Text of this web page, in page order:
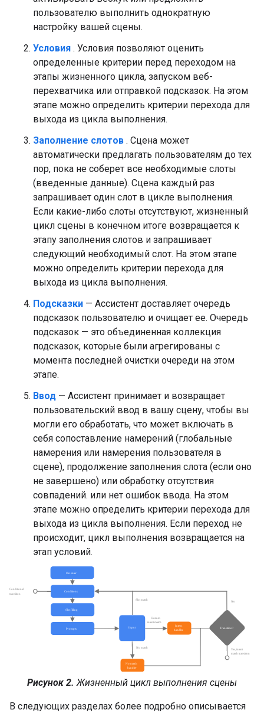
пользователю выполнить однократную
настройку вашей сцены.
Условия . Условия позволяют оценить
определенные критерии перед переходом на
этапы жизненного цикла, запуском веб-
перехватчика или отправкой подсказок. На этом
этапе можно определить критерии перехода для
выхода из цикла выполнения.
Заполнение слотов . Сцена может
автоматически предлагать пользователям до тех
пор, пока не соберет все необходимые слоты
(введенные данные). Сцена каждый раз
запрашивает один слот в цикле выполнения.
Если какие-либо слоты отсутствуют, жизненный
цикл сцены в конечном итоге возвращается к
этапу заполнения слотов и запрашивает
следующий необходимый слот. На этом этапе
можно определить критерии перехода для
выхода из цикла выполнения.
Подсказки — Ассистент доставляет очередь
подсказок пользователю и очищает ее. Очередь
подсказок — это объединенная коллекция
подсказок, которые были агрегированы с
момента последней очистки очереди на этом
этапе.
Ввод — Ассистент принимает и возвращает
пользовательский ввод в вашу сцену, чтобы вы
могли его обработать, что может включать в
себя сопоставление намерений (глобальные
намерения или намерения пользователя в
сцене), продолжение заполнения слота (если оно
не завершено) или обработку отсутствия
совпадений. или нет ошибок ввода. На этом
этапе можно определить критерии перехода для
выхода из цикла выполнения. Если переход не
происходит, цикл выполнения возвращается на
этап условий.
Рисунок 2. Жизненный цикл выполнения сцены
В следующих разделах более подробно описывается